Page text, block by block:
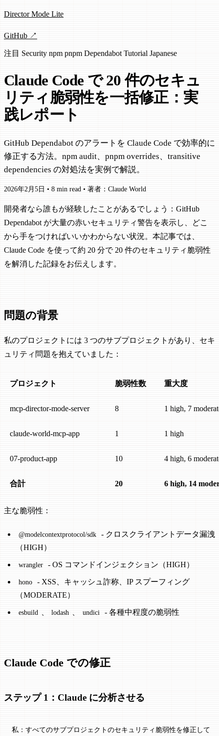
Director Mode Lite
GitHub ↗
注目 Security npm pnpm Dependabot Tutorial Japanese
Claude Code で 20 件のセキュ
リティ脆弱性を一括修正：実
践レポート
GitHub Dependabot のアラートを Claude Code で効率的に
修正する方法。npm audit、pnpm overrides、transitive
dependencies の対処法を実例で解説。
2026年2月5日 • 8 min read • 著者：Claude World
開発者なら誰もが経験したことがあるでしょう：GitHub
Dependabot が大量の赤いセキュリティ警告を表示し、どこ
から手をつければいいかわからない状況。本記事では、
Claude Code を使って約 20 分で 20 件のセキュリティ脆弱性
を解消した記録をお伝えします。
問題の背景
私のプロジェクトには 3 つのサブプロジェクトがあり、セキ
ュリティ問題を抱えていました：
プロジェクト 脆弱性数 重大度
mcp-director-mode-server 8 1 high, 7
claude-world-mcp-app 1 1 high
07-product-app 10 4 high, 6
合計 20 6 high, 14
主な脆弱性：
@modelcontextprotocol/sdk
- クロスクライアントデータ漏洩
（HIGH）
wrangler - OS コマンドインジェクション（HIGH）
hono
- XSS、キャッシュ詐称、IP スプーフィング
（MODERATE）
esbuild 、 lodash 、 undici - 各種中程度の脆弱性
Claude Code での修正
ステップ 1：Claude に分析させる
私：すべてのサブプロジェクトのセキュリティ脆弱性を修正して